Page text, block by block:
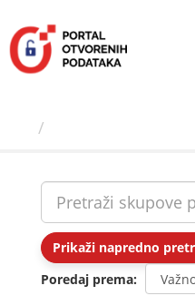
sadržaj
Prikaži napredno
Poredaj prema